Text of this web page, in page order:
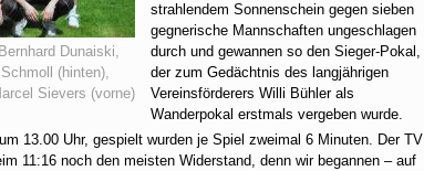
Dunaiski,
(hinten),
Sievers (vorne)
strahlendem Sonnenschein gegen sieben
gegnerische Mannschaften ungeschlagen
durch und gewannen so den Sieger-Pokal,
der zum Gedächtnis des langjährigen
Vereinsförderers Willi Bühler als
Wanderpokal erstmals vergeben wurde.
13.00 Uhr, gespielt wurden je Spiel zweimal 6 Minuten. Der TV
11:16 noch den meisten Widerstand, denn wir begannen – auf